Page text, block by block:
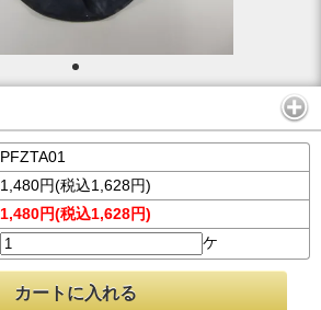
PFZTA01
1,480円(税込1,628円)
1,480円(税込1,628円)
ケ